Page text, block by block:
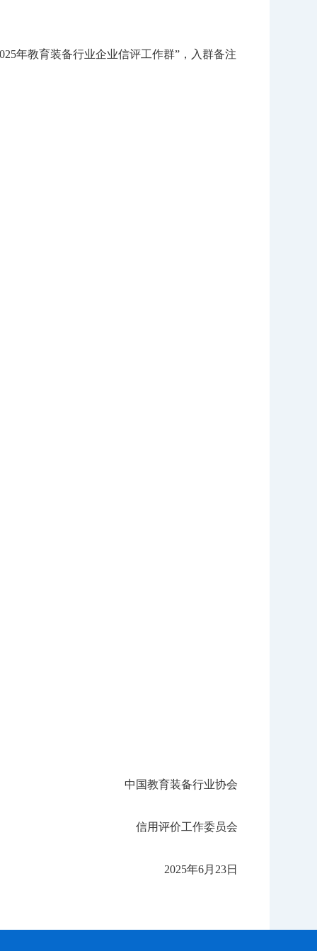
年教育装备行业企业信评工作群”，入群备注
中国教育装备行业协会
信用评价工作委员会
2025年6月23日